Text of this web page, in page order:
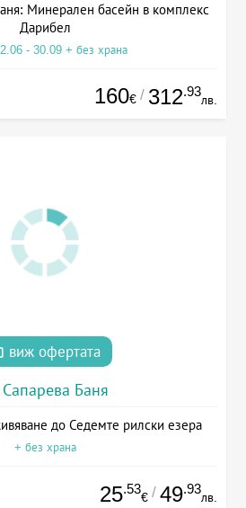
Минерален басейн в комплекс
Дарибел
- 30.09 + без храна
160€ / 312.93
лв.
виж офертата
Сапарева Баня
до Седемте рилски езера
+ без храна
25.53
€ / 49.93
лв.